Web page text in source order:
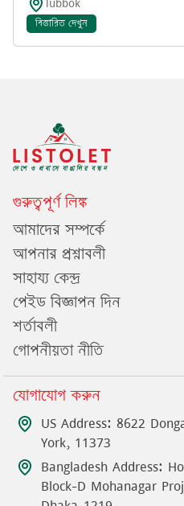
বিস্তারিত দেখুন
গুরুত্বপূর্ণ লিঙ্ক
আমাদের সম্পর্কে
আপনার প্রশ্নাবলী
সাহায্য কেন্দ্র
পেইড বিজ্ঞাপন দিন
শর্তাবলী
গোপনীয়তা নীতি
যোগাযোগ করুন
US Address: 8622
York, 11373
Bangladesh Address:
Block-D Mohanagar